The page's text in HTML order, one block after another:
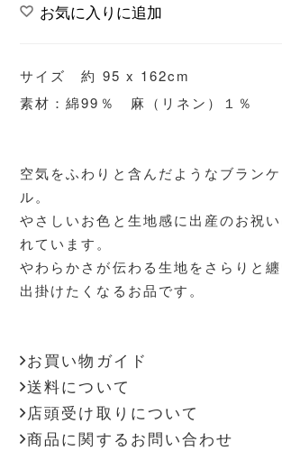
お気に入りに追加
サイズ 約 95 x 162cm
素材：綿99％ 麻（リネン）１％
空気をふわりと含んだようなブラン
ル。
やさしいお色と生地感に出産のお祝
れています。
やわらかさが伝わる生地をさらりと纏
出掛けたくなるお品です。
お買い物ガイド
送料について
店頭受け取りについて
商品に関するお問い合わせ